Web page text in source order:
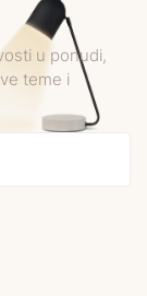
u ponudi,
teme i